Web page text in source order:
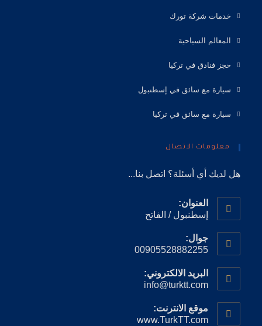
خدمات شركة تورك
المعالم السياحية
حجز فنادق في تركيا
سيارة مع سائق في إسطنبول
سيارة مع سائق في تركيا
معلومات الاتصال
هل لديك أي أسئلة؟ اتصل بنا...
العنوان:
إسطنبول / الفاتح
جوال:
00905528882255
البريد الالكتروني:
info@turktt.com
موقع الانترنت:
www.TurkTT.com